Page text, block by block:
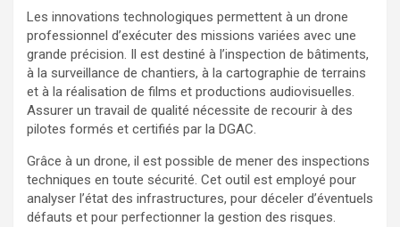
Les innovations technologiques permettent à un drone
professionnel d’exécuter des missions variées avec une
grande précision. Il est destiné à l’inspection de bâtiments,
à la surveillance de chantiers, à la cartographie de terrains
et à la réalisation de films et productions audiovisuelles.
Assurer un travail de qualité nécessite de recourir à des
pilotes formés et certifiés par la DGAC.
Grâce à un drone, il est possible de mener des inspections
techniques en toute sécurité. Cet outil est employé pour
analyser l’état des infrastructures, pour déceler d’éventuels
défauts et pour perfectionner la gestion des risques.